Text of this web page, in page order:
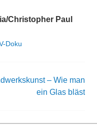
Christopher Paul
Doku
– Wie man
ein Glas bläst